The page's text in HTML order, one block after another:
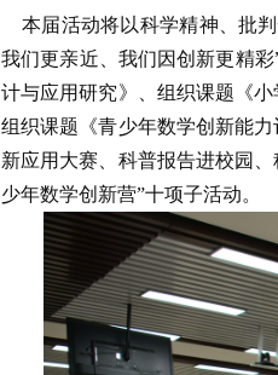
本届活动将以科学精神、批
我们更亲近、我们因创新更精
计与应用研究》、组织课题《
组织课题《青少年数学创新能
新应用大赛、科普报告进校园
少年数学创新营”十项子活动。